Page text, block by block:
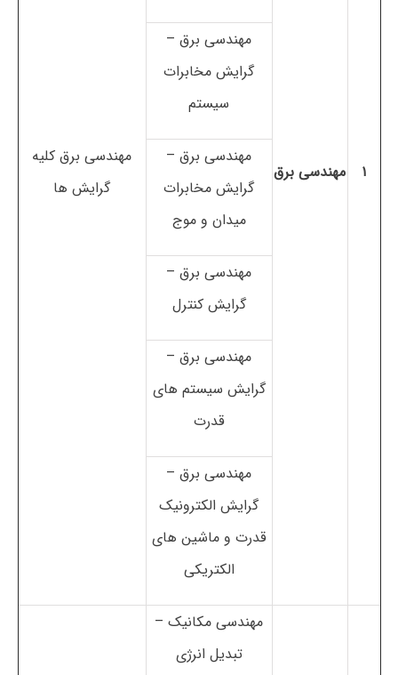
۱ مهندسی برق
مهندسی برق کلیه
گرایش ها
مهندسی برق –
گرایش مخابرات
سیستم
مهندسی برق –
گرایش مخابرات
میدان و موج
مهندسی برق –
گرایش کنترل
مهندسی برق –
گرایش سیستم های
قدرت
مهندسی برق –
گرایش الکترونیک
قدرت و ماشین های
الکتریکی
مهندسی مکانیک –
تبدیل انرژی